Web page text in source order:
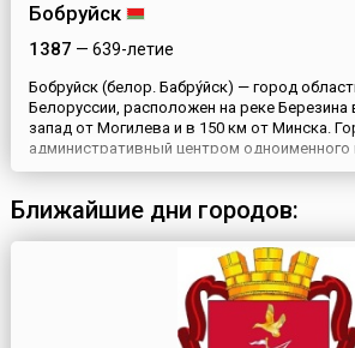
Бобруйск
1387 — 639-летие
Бобруйск (белор. Бабру́йск) — город
Белоруссии, расположен на реке Березина
запад от Могилева и в 150 км от Минска.
административный центром одноименного
Могилевской области. Через город
Гомель, Могилев, Калинковичи, Слуцк и
Ближайшие дни городов: